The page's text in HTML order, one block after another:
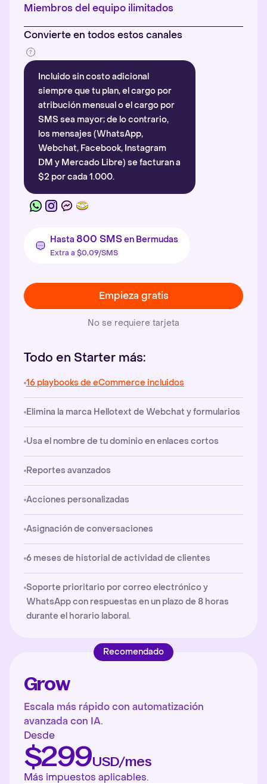
Miembros del equipo ilimitados
Convierte en todos estos canales
Incluido sin costo adicional
siempre que tu plan, el cargo por
atribución mensual o el cargo por
SMS sea mayor; de lo contrario,
los mensajes (WhatsApp,
Webchat, Facebook, Instagram
DM y Mercado Libre) se facturan a
$2 por cada 1.000.
Hasta 800 SMSen Bermudas
Extra a $0,09/SMS
Empieza gratis
No se requiere tarjeta
Todo en Starter más:
16 playbooks de eCommerce incluidos
Elimina la marca Hellotext de Webchat y formularios
Usa el nombre de tu dominio en enlaces cortos
Reportes avanzados
Acciones personalizadas
Asignación de conversaciones
6 meses de historial de actividad de clientes
Soporte prioritario por correo electrónico y
WhatsApp con respuestas en un plazo de 8 horas
durante el horario laboral.
Recomendado
Grow
Escala más rápido con automatización
avanzada con IA.
Desde
$299USD/mes
Más impuestos aplicables.